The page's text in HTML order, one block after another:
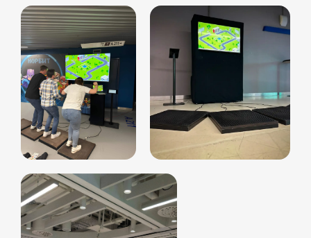
Навигация
Уникальные
Холобокс
Фотозеркало
Флипбук-студия
ИИ фотобудка
Фотомагниты
Стерео фото
Кто громче?
Сила крика
Велооркестр
Танц. автомат
Экстрим караоке
Музыкальный джедай
Силомер
Кнопочный бой
Трековые гонки
Велотрек
Предсказатель
Блог
Продажа устройств
Контакты
О нас